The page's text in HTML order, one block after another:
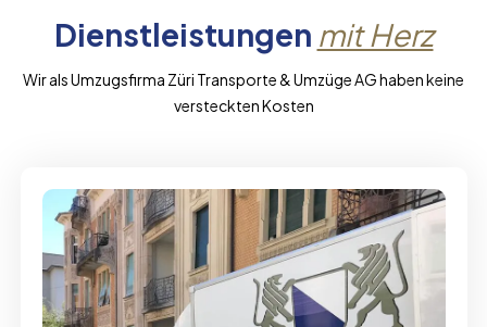
Dienstleistungen mit Herz
Wir als Umzugsfirma Züri Transporte & Umzüge AG haben keine
versteckten Kosten